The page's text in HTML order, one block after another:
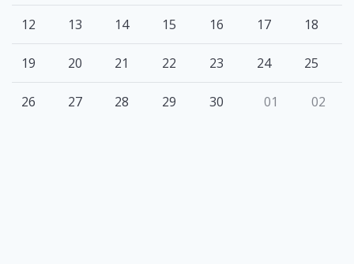
12 13 14 15 16 17 18
19 20 21 22 23 24 25
26 27 28 29 30 01 02